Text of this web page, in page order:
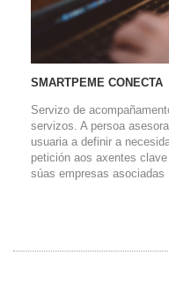
SMARTPEME
Servizo de
servizos. A persoa
usuaria a definir a
petición aos axentes
súas empresas asociadas